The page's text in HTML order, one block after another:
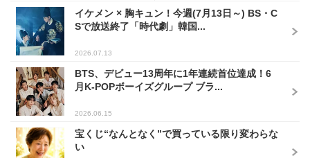
イケメン × 胸キュン！今週(7月13日～) BS・C
Sで放送終了「時代劇」韓国...
2026.07.13
BTS、デビュー13周年に1年連続首位達成！6
月K-POPボーイズグループ ブラ...
2026.06.15
宝くじ“なんとなく”で買っている限り変わらな
い